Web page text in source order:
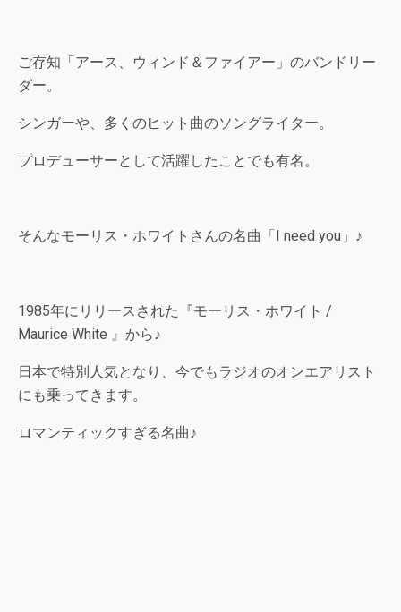
ご存知「アース、ウィンド＆ファイアー」のバンドリー
ダー。
シンガーや、多くのヒット曲のソングライター。
プロデューサーとして活躍したことでも有名。
そんなモーリス・ホワイトさんの名曲「I need you」♪
1985年にリリースされた『モーリス・ホワイト /
Maurice White 』から♪
日本で特別人気となり、今でもラジオのオンエアリスト
にも乗ってきます。
ロマンティックすぎる名曲♪